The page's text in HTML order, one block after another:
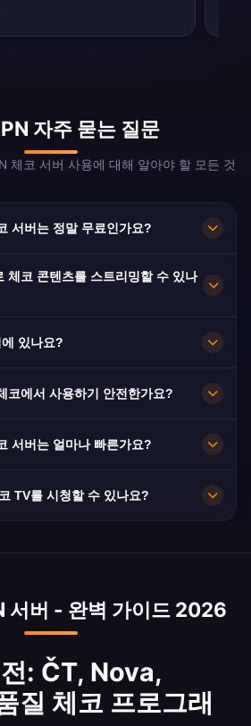
자주 묻는 질문
체코 서버 사용에 대해 알아야 할 모든 것
서버는 정말 무료인가요?
. 프라하, 브르노, 오스트라바
민에게 필수적입니다.
코 콘텐츠를 스트리밍할 수 있나
있습니다.
있나요?
고속 서버를 유지합니다. 모든
는 체코 도시를 선택하여 위치와
에서 사용하기 안전한가요?
인터넷 자유를 강력히 중시하며,
서버는 얼마나 빠른가요?
공합니다. 체코의 평균 90Mbps
유 인프라로 고품질 스트리밍
TV를 시청할 수 있나요?
은 즉시 체코 IP 접속을 제공
서버 - 완벽 가이드 2026
: ČT, Nova,
질 체코 프로그래